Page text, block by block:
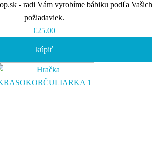
- radi Vám vyrobíme bábiku podľa Vašich
požiadaviek.
€25.00
kúpiť